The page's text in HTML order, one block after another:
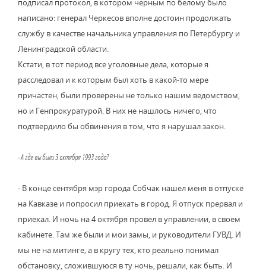
подписал протокол, в котором черным по белому было
написано: генерал Черкесов вполне достоин продолжать
службу в качестве начальника управления по Петербургу и
Ленинградской области.
Кстати, в тот период все уголовные дела, которые я
расследовал и к которым был хоть в какой-то мере
причастен, были проверены не только нашим ведомством,
но и Генпрокуратурой. В них не нашлось ничего, что
подтвердило бы обвинения в том, что я нарушал закон.
- А где вы были 3 октября 1993 года?
- В конце сентября мэр города Собчак нашел меня в отпуске
на Кавказе и попросил приехать в город. Я отпуск прервал и
приехал. И ночь на 4 октября провел в управлении, в своем
кабинете. Там же были и мои замы, и руководители ГУВД. И
мы не на митинге, а в кругу тех, кто реально понимал
обстановку, сложившуюся в ту ночь, решали, как быть. И